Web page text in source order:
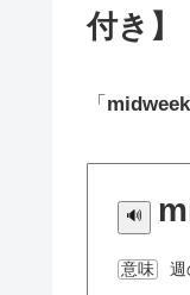
付き】
「 midweek
意味 週